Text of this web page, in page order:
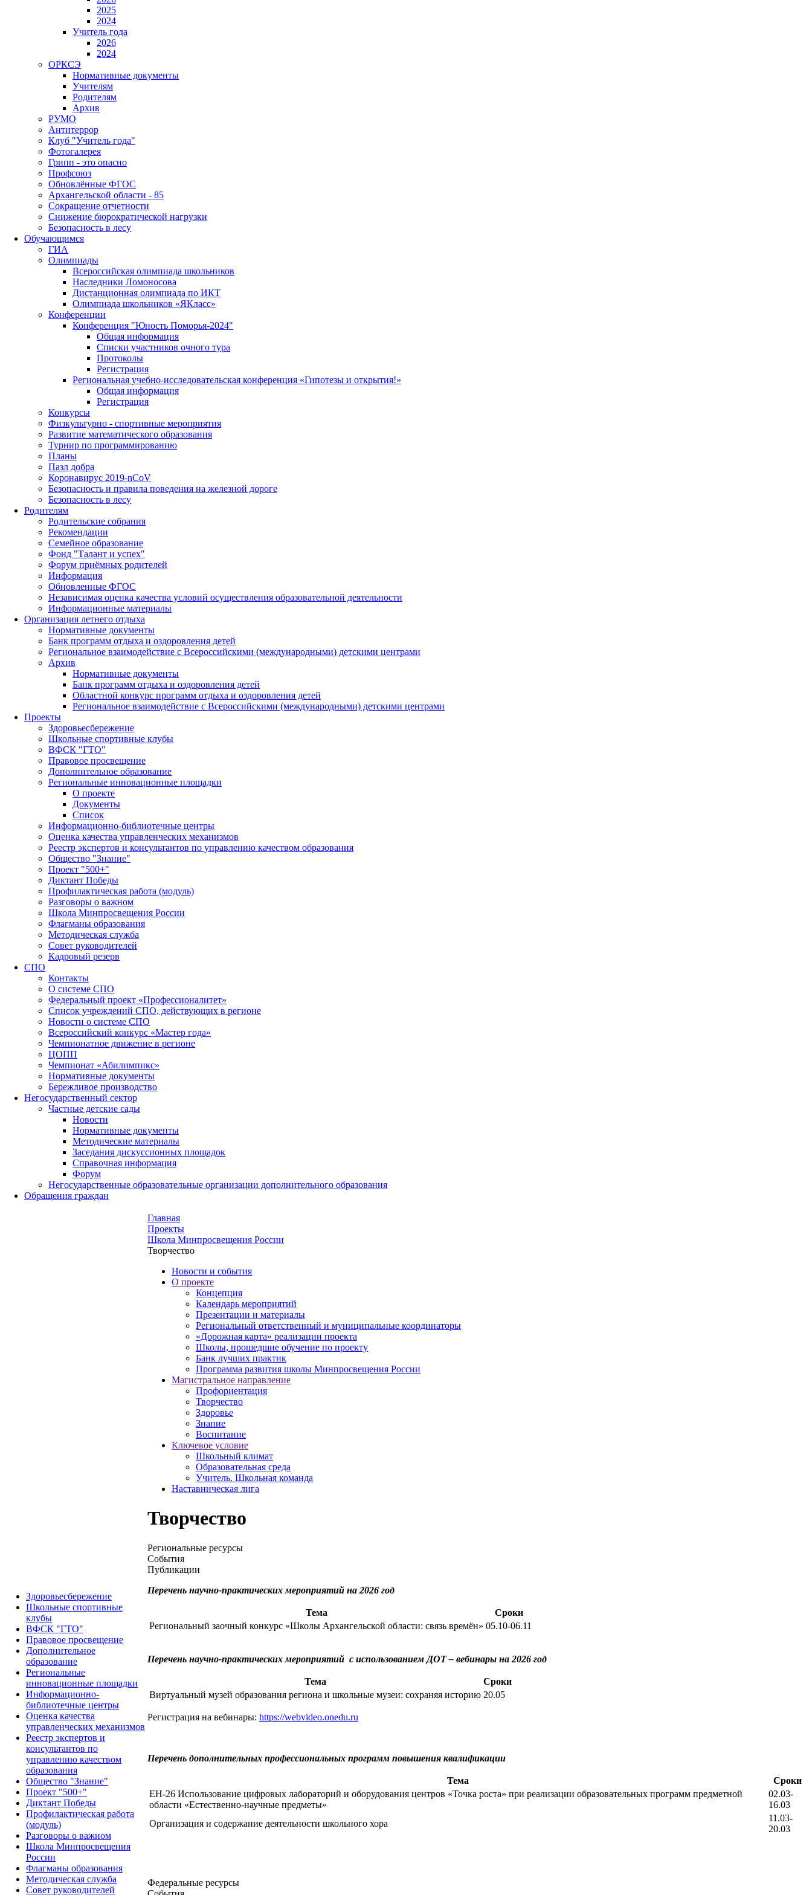
2025
2024
Учитель года
2026
2024
ОРКСЭ
Нормативные документы
Учителям
Родителям
Архив
РУМО
Антитеррор
Клуб "Учитель года"
Фотогалерея
Грипп - это опасно
Профсоюз
Обновлённые ФГОС
Архангельской области - 85
Сокращение отчетности
Снижение бюрократической нагрузки
Безопасность в лесу
Обучающимся
ГИА
Олимпиады
Всероссийская олимпиада школьников
Наследники Ломоносова
Дистанционная олимпиада по ИКТ
Олимпиада школьников «ЯКласс»
Конференции
Конференция "Юность Поморья-2024"
Общая информация
Списки участников очного тура
Протоколы
Регистрация
Региональная учебно-исследовательская конференция «Гипотезы и открытия!»
Общая информация
Регистрация
Конкурсы
Физкультурно - спортивные мероприятия
Развитие математического образования
Турнир по программированию
Планы
Пазл добра
Коронавирус 2019-nCoV
Безопасность и правила поведения на железной дороге
Безопасность в лесу
Родителям
Родительские собрания
Рекомендации
Семейное образование
Фонд "Талант и успех"
Форум приёмных родителей
Информация
Обновленные ФГОС
Независимая оценка качества условий осуществления образовательной деятельности
Информационные материалы
Организация летнего отдыха
Нормативные документы
Банк программ отдыха и оздоровления детей
Региональное взаимодействие с Всероссийскими (международными) детскими центрами
Архив
Нормативные документы
Банк программ отдыха и оздоровления детей
Областной конкурс программ отдыха и оздоровления детей
Региональное взаимодействие с Всероссийскими (международными) детскими центрами
Проекты
Здоровьесбережение
Школьные спортивные клубы
ВФСК "ГТО"
Правовое просвещение
Дополнительное образование
Региональные инновационные площадки
О проекте
Документы
Список
Информационно-библиотечные центры
Оценка качества управленческих механизмов
Реестр экспертов и консультантов по управлению качеством образования
Общество "Знание"
Проект "500+"
Диктант Победы
Профилактическая работа (модуль)
Разговоры о важном
Школа Минпросвещения России
Флагманы образования
Методическая служба
Совет руководителей
Кадровый резерв
СПО
Контакты
О системе СПО
Федеральный проект «Профессионалитет»
Список учреждений СПО, действующих в регионе
Новости о системе СПО
Всероссийский конкурс «Мастер года»
Чемпионатное движение в регионе
ЦОПП
Чемпионат «Абилимпикс»
Нормативные документы
Бережливое производство
Негосударственный сектор
Частные детские сады
Новости
Нормативные документы
Методические материалы
Заседания дискуссионных площадок
Справочная информация
Форум
Негосударственные образовательные организации дополнительного образования
Обращения граждан
Здоровьесбережение
Школьные спортивные
клубы
ВФСК "ГТО"
Правовое просвещение
Дополнительное
образование
Региональные
инновационные площадки
Информационно-
библиотечные центры
Оценка качества
управленческих механизмов
Реестр экспертов и
консультантов по
управлению качеством
образования
Общество "Знание"
Проект "500+"
Диктант Победы
Профилактическая работа
(модуль)
Разговоры о важном
Школа Минпросвещения
России
Флагманы образования
Методическая служба
Совет руководителей
Главная
Проекты
Школа Минпросвещения России
Творчество
Новости и события
О проекте
Концепция
Календарь мероприятий
Презентации и материалы
Региональный ответственный и муниципальные координаторы
«Дорожная карта» реализации проекта
Школы, прошедшие обучение по проекту
Банк лучших практик
Программа развития школы Минпросвещения России
Магистральное направление
Профориентация
Творчество
Здоровье
Знание
Воспитание
Ключевое условие
Школьный климат
Образовательная среда
Учитель. Школьная команда
Наставническая лига
Творчество
Региональные ресурсы
События
Публикации
Перечень научно-практических мероприятий на 2026 год
Тема
Сроки
Региональный заочный конкурс «Школы Архангельской области: связь времён» 05.10-06.11
Перечень научно-практических мероприятий с использованием ДОТ – вебинары на 2026 год
Тема
Сроки
Виртуальный музей образования региона и школьные музеи: сохраняя историю 20.05
Регистрация на вебинары: https://webvideo.onedu.ru
Перечень дополнительных профессиональных программ повышения квалификации
Тема
Сроки
ЕН-26 Использование цифровых лабораторий и оборудования центров «Точка роста» при реализации образовательных программ предметной
области «Естественно-научные предметы»
02.03-
16.03
Организация и содержание деятельности школьного хора
11.03-
20.03
Федеральные ресурсы